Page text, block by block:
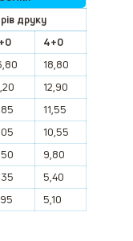
друку
4+0
18,80
12,90
11,55
10,55
9,80
5,40
5,10